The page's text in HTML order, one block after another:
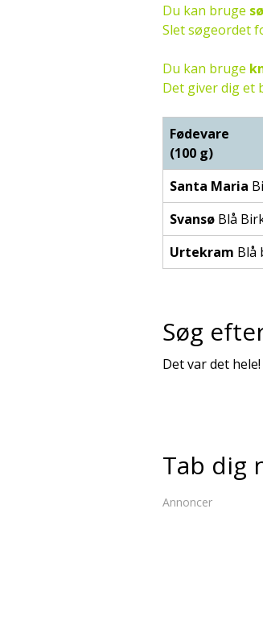
Du kan bruge
Slet søgeordet
Du kan bruge
Det giver dig et
Fødevare
(100 g)
Santa Maria
Svansø Blå
Urtekram Blå
Søg
Det var det
Tab dig
Annoncer